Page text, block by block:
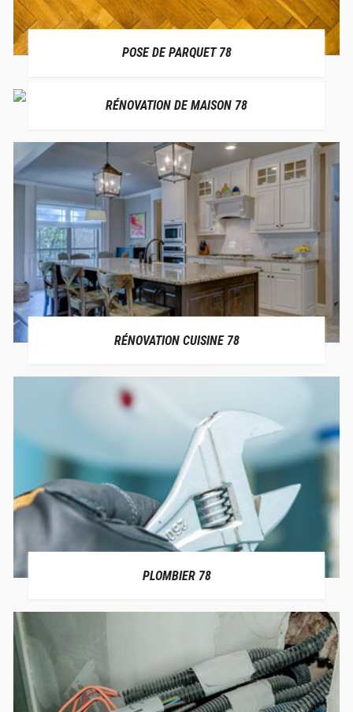
POSE DE PARQUET 78
RÉNOVATION DE MAISON 78
RÉNOVATION CUISINE 78
PLOMBIER 78